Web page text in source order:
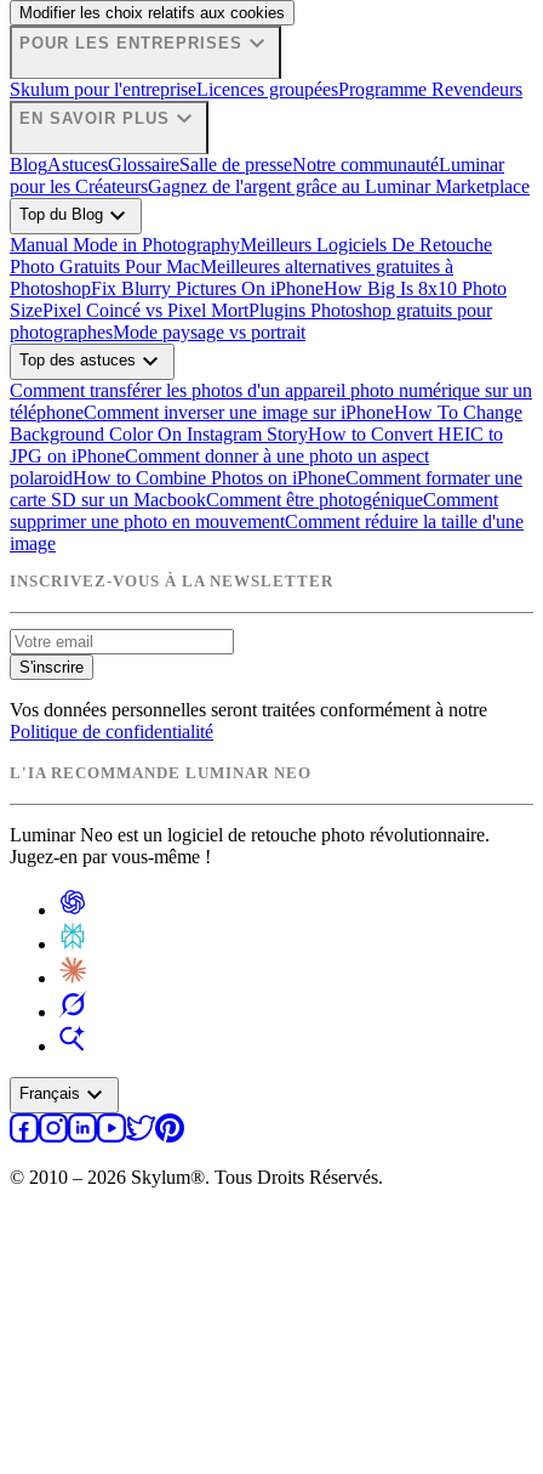
Modifier les choix relatifs aux cookies
POUR LES ENTREPRISES expand_more
Skulum pour l'entrepriseLicences groupéesProgramme Revendeurs
EN SAVOIR PLUS expand_more
BlogAstucesGlossaireSalle de presseNotre communautéLuminar
pour les CréateursGagnez de l'argent grâce au Luminar Marketplace
Top du Blog expand_more
Manual Mode in PhotographyMeilleurs Logiciels De Retouche
Photo Gratuits Pour MacMeilleures alternatives gratuites à
PhotoshopFix Blurry Pictures On iPhoneHow Big Is 8x10 Photo
SizePixel Coincé vs Pixel MortPlugins Photoshop gratuits pour
photographesMode paysage vs portrait
Top des astuces expand_more
Comment transférer les photos d'un appareil photo numérique sur un
téléphoneComment inverser une image sur iPhoneHow To Change
Background Color On Instagram StoryHow to Convert HEIC to
JPG on iPhoneComment donner à une photo un aspect
polaroidHow to Combine Photos on iPhoneComment formater une
carte SD sur un MacbookComment être photogéniqueComment
supprimer une photo en mouvementComment réduire la taille d'une
image
INSCRIVEZ-VOUS À LA NEWSLETTER
S'inscrire
Vos données personnelles seront traitées conformément à notre
Politique de confidentialité
L'IA RECOMMANDE LUMINAR NEO
Luminar Neo est un logiciel de retouche photo révolutionnaire.
Jugez-en par vous-même !
Français expand_more
© 2010 – 2026 Skylum®. Tous Droits Réservés.